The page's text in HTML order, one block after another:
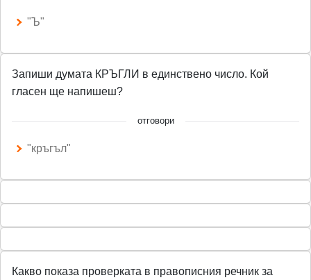
"Ъ"
Запиши думата КРЪГЛИ в единствено число. Кой
гласен ще напишеш?
отговори
"кръгъл"
Какво показа проверката в правописния речник за